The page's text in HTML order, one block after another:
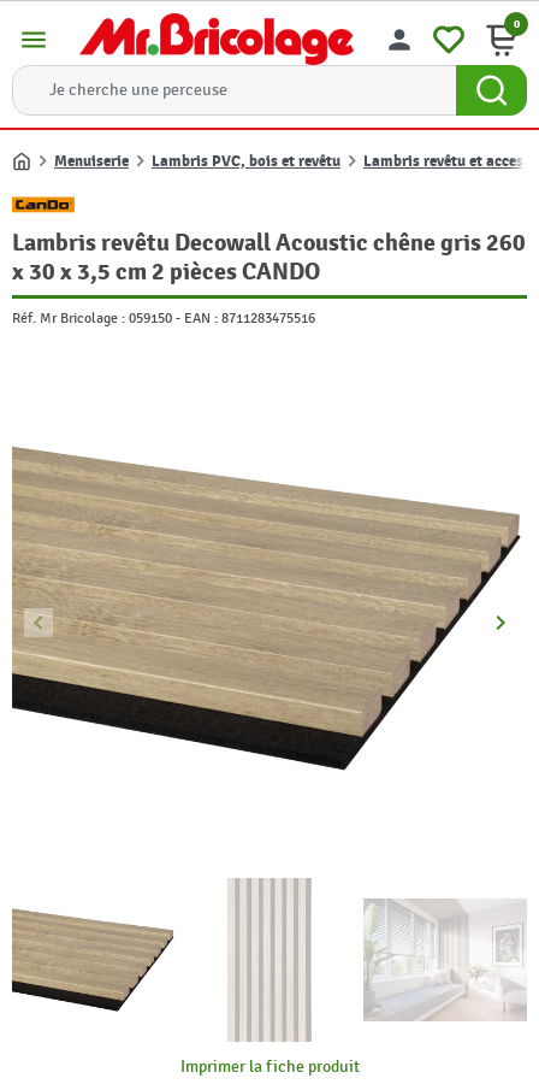
menu person 0
Accueil
Menuiserie Lambris PVC, bois et revêtu Lambris revêtu et
Lambris revêtu Decowall Acoustic chêne gris 260
x 30 x 3,5 cm 2 pièces CANDO
Réf. Mr Bricolage : 059150 - EAN : 8711283475516
Précédent
keyboard_arrow_left keyboard_arrow_right
Imprimer la fiche produit